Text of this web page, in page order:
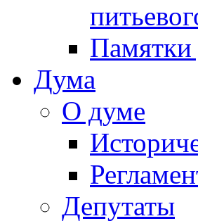
Памятки
Дума
О думе
Депутаты